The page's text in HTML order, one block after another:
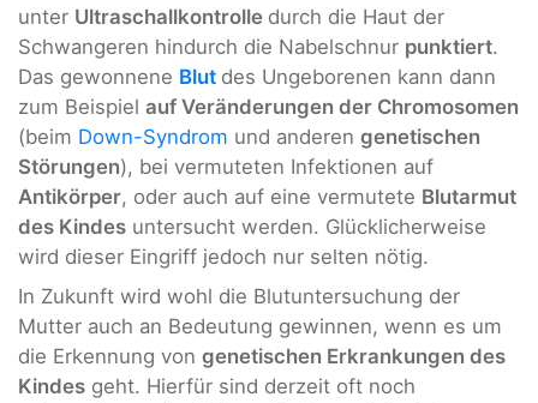
unter Ultraschallkontrolle durch die Haut der
Schwangeren hindurch die Nabelschnur punktiert.
Das gewonnene Blut des Ungeborenen kann dann
zum Beispiel auf Veränderungen der Chromosomen
(beim Down-Syndrom und anderen genetischen
Störungen), bei vermuteten Infektionen auf
Antikörper, oder auch auf eine vermutete Blutarmut
des Kindes untersucht werden. Glücklicherweise
wird dieser Eingriff jedoch nur selten nötig.
In Zukunft wird wohl die Blutuntersuchung der
Mutter auch an Bedeutung gewinnen, wenn es um
die Erkennung von genetischen Erkrankungen des
Kindes geht. Hierfür sind derzeit oft noch